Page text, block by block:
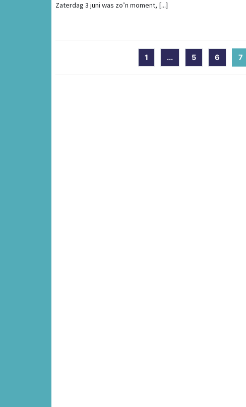
Zaterdag 3 juni was zo’n moment, [...]
1 ... 5 6 7